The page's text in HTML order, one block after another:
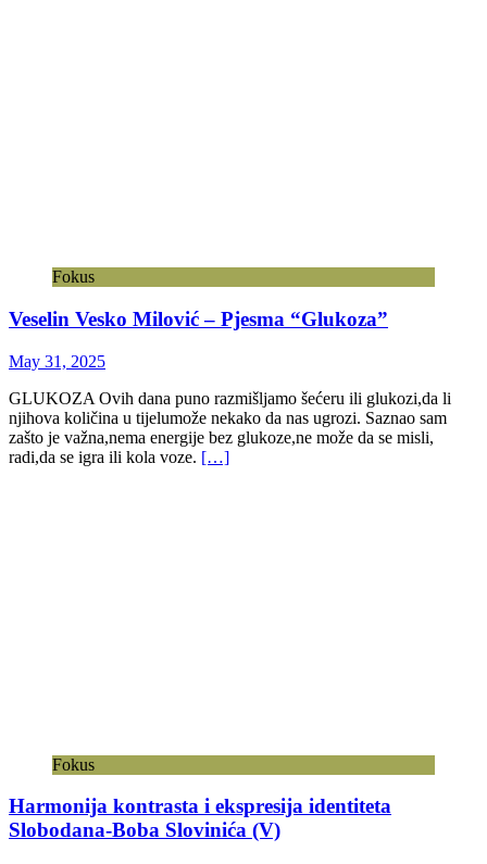
Fokus
Veselin Vesko Milović – Pjesma “Glukoza”
May 31, 2025
GLUKOZA Ovih dana puno razmišljamo šećeru ili glukozi,da li
njihova količina u tijelumože nekako da nas ugrozi. Saznao sam
zašto je važna,nema energije bez glukoze,ne može da se misli,
radi,da se igra ili kola voze. […]
Fokus
Harmonija kontrasta i ekspresija identiteta
Slobodana-Boba Slovinića (V)